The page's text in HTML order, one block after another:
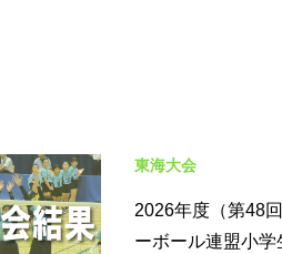
東海大会
2026年度（第48
ーボール連盟小学